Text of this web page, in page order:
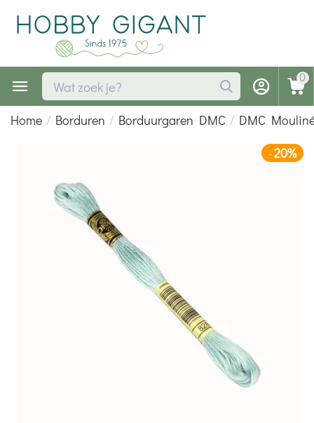
0
Home / Borduren / Borduurgaren DMC / DMC
-20%